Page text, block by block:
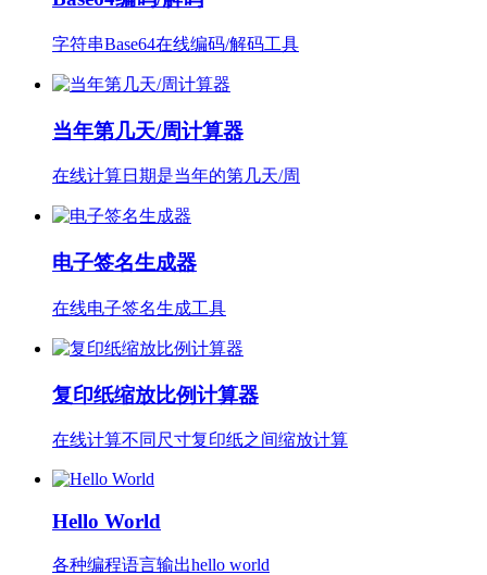
字符串Base64在线编码/解码工具
当年第几天/周计算器
在线计算日期是当年的第几天/周
电子签名生成器
在线电子签名生成工具
复印纸缩放比例计算器
在线计算不同尺寸复印纸之间缩放计算
Hello World
各种编程语言输出hello world